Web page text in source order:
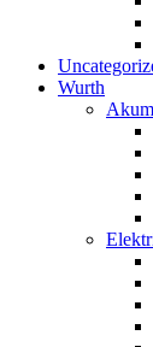
Wurth